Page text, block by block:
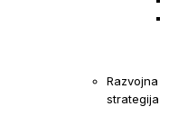
Razvojna
strategija